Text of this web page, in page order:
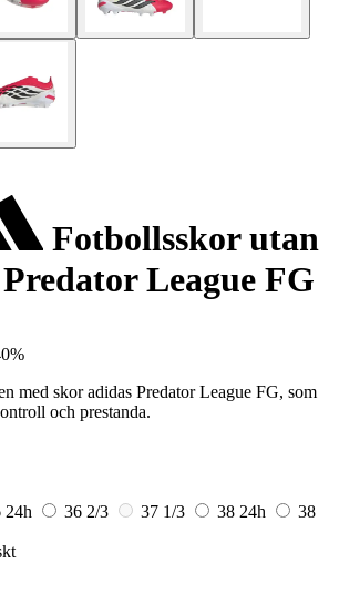
Fotbollsskor utan
League FG
med skor adidas Predator League FG, som
och prestanda.
24h 36 2/3 37 1/3 38 24h
38